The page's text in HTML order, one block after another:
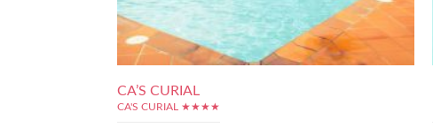
CA’S CURIAL
CA'S CURIAL ★★★★